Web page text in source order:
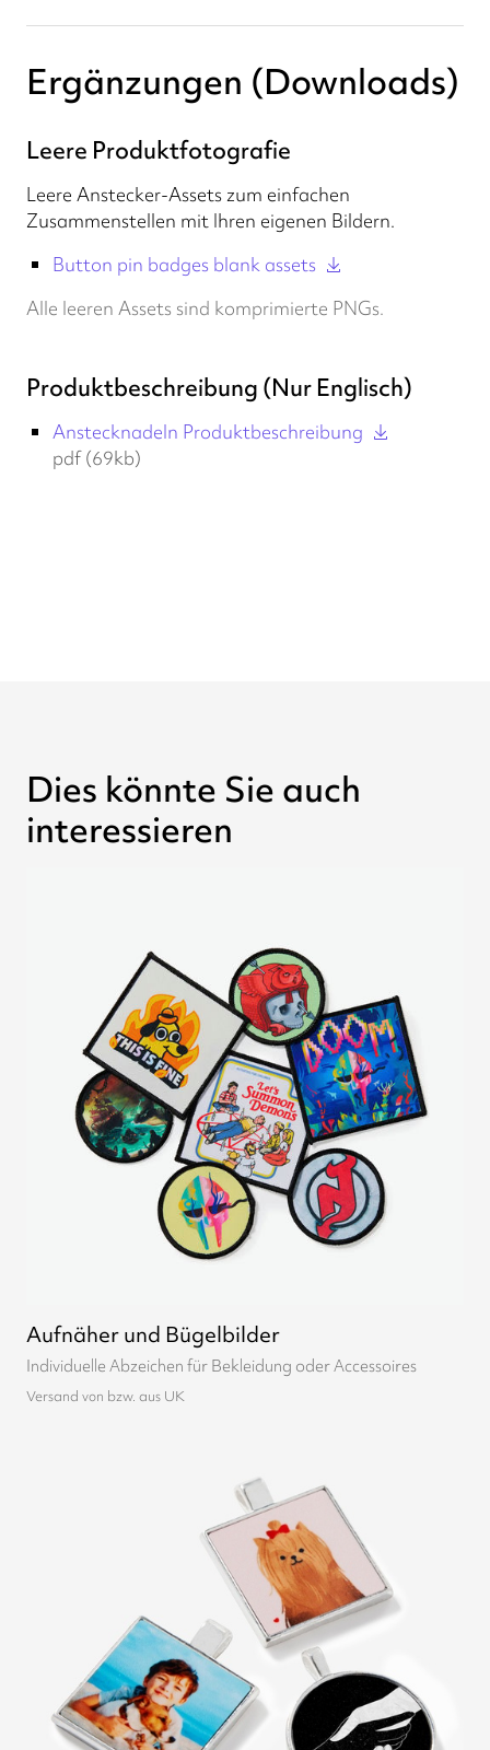
Ergänzungen (Downloads)
Leere Produktfotografie
Leere Anstecker-Assets zum einfachen
Zusammenstellen mit Ihren eigenen Bildern.
Button pin badges blank assets
Alle leeren Assets sind komprimierte PNGs.
Produktbeschreibung (Nur Englisch)
Anstecknadeln Produktbeschreibung
pdf (69kb)
Dies könnte Sie auch
interessieren
Aufnäher und Bügelbilder
Individuelle Abzeichen für Bekleidung oder Accessoires
Versand von bzw. aus UK